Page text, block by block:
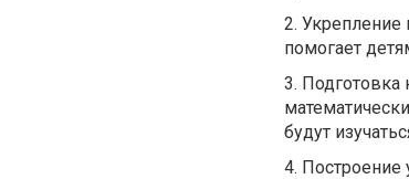
2. Укрепление
помогает
3.
будут
4. Построение